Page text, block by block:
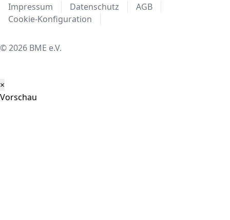
Impressum Datenschutz
AGB
Cookie-Konfiguration
© 2026 BME e.V.
×
Vorschau